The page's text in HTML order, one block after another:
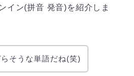
イン(拼音 発音)を紹介しま
そうな単語だね(笑)